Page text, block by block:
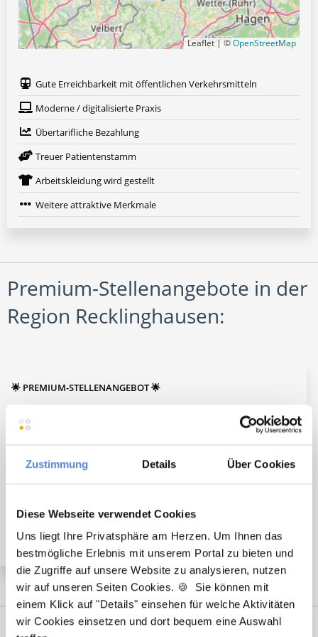
Zustimmung Details Über Cookies
Diese Webseite verwendet Cookies
Uns liegt Ihre Privatsphäre am Herzen. Um Ihnen das
bestmögliche Erlebnis mit unserem Portal zu bieten und
die Zugriffe auf unsere Website zu analysieren, nutzen
wir auf unseren Seiten Cookies. 🍪 Sie können mit
einem Klick auf "Details" einsehen für welche Aktivitäten
wir Cookies einsetzen und dort bequem eine Auswahl
Leaflet | ©OpenStreetMap
Gute Erreichbarkeit mit öffentlichen Verkehrsmitteln
Moderne / digitalisierte Praxis
Übertarifliche Bezahlung
Treuer Patientenstamm
Arbeitskleidung wird gestellt
Weitere attraktive Merkmale
Premium-Stellenangebote in der
Region Recklinghausen:
🌟 PREMIUM-STELLENANGEBOT 🌟